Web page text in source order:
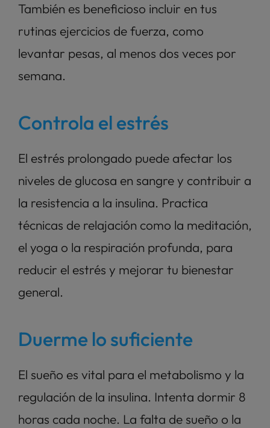
También es beneficioso incluir en tus
rutinas ejercicios de fuerza, como
levantar pesas, al menos dos veces por
semana.
Controla el estrés
El estrés prolongado puede afectar los
niveles de glucosa en sangre y contribuir a
la resistencia a la insulina. Practica
técnicas de relajación como la meditación,
el yoga o la respiración profunda, para
reducir el estrés y mejorar tu bienestar
general.
Duerme lo suficiente
El sueño es vital para el metabolismo y la
regulación de la insulina. Intenta dormir 8
horas cada noche. La falta de sueño o la